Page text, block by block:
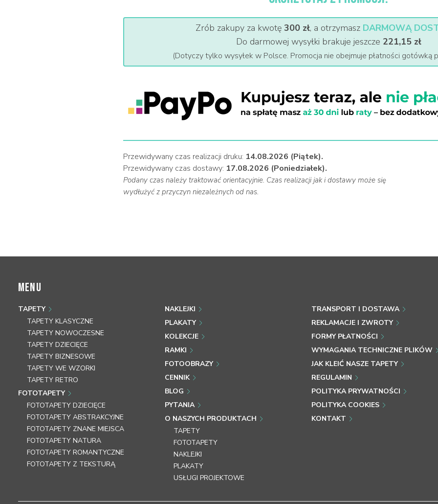
Zrób zakupy za kwotę 300 zł, a otrzymasz DARMOWĄ
Do darmowej wysyłki brakuje jeszcze 221,15 zł
(Dotyczy tylko wysyłek w Polsce. Promocja nie obejmuje płatności gotówką
Przewidywany czas realizacji druku: 14.08.2026 (Piątek).
Przewidywany czas dostawy: 17.08.2026 (Poniedziałek).
Podany czas należy traktować orientacyjnie. Czas realizacji jak i dostawy może się
wydłużyć z przyczyn niezależnych od nas.
MENU
TAPETY
TAPETY KLASYCZNE
TAPETY NOWOCZESNE
TAPETY DZIECIĘCE
TAPETY BIZNESOWE
TAPETY WE WZORKI
TAPETY RETRO
FOTOTAPETY
FOTOTAPETY DZIECIĘCE
FOTOTAPETY ABSTRAKCYJNE
FOTOTAPETY ZNANE MIEJSCA
FOTOTAPETY NATURA
FOTOTAPETY ROMANTYCZNE
FOTOTAPETY Z TEKSTURĄ
NAKLEJKI
PLAKATY
KOLEKCJE
RAMKI
FOTOOBRAZY
CENNIK
BLOG
PYTANIA
O NASZYCH PRODUKTACH
TAPETY
FOTOTAPETY
NAKLEJKI
PLAKATY
USŁUGI PROJEKTOWE
TRANSPORT I DOSTAWA
REKLAMACJE I ZWROTY
FORMY PŁATNOŚCI
WYMAGANIA TECHNICZNE PLIKÓW
JAK KLEIĆ NASZE TAPETY
REGULAMIN
POLITYKA PRYWATNOŚCI
POLITYKA COOKIES
KONTAKT